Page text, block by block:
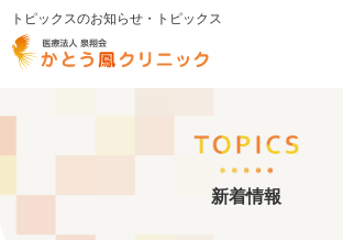
トピックスのお知らせ・トピックス
TOP
クリニック紹介
新着情報